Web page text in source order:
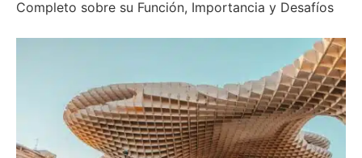
Completo sobre su Función, Importancia y Desafíos